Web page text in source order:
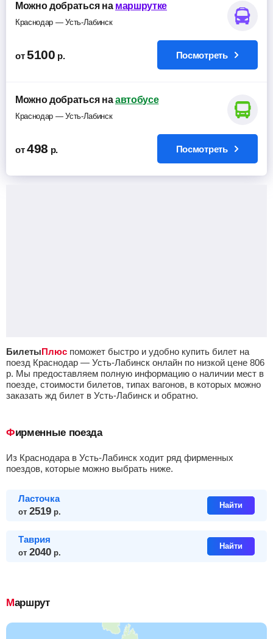
Можно добраться на маршрутке
Краснодар — Усть-Лабинск
от5100 р. Посмотреть
Можно добраться наавтобусе
Краснодар — Усть-Лабинск
от498 р. Посмотреть
БилетыПлюс поможет быстро и удобно купить билет на
поезд Краснодар — Усть-Лабинск онлайн по низкой цене 806
р. Мы предоставляем полную информацию о наличии мест в
поезде, стоимости билетов, типах вагонов, в которых можно
заказать жд билет в Усть-Лабинск и обратно.
Фирменные поезда
из Краснодара в Усть-Лабинск ходит ряд фирменных
поездов, которые можно выбрать ниже.
Ласточка
от 2519 р.
Найти
Таврия
от 2040 р.
Найти
Маршрут